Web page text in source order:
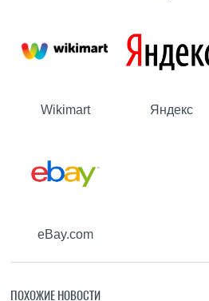
Wikimart Яндекс
eBay.com
ПОХОЖИЕ НОВОСТИ